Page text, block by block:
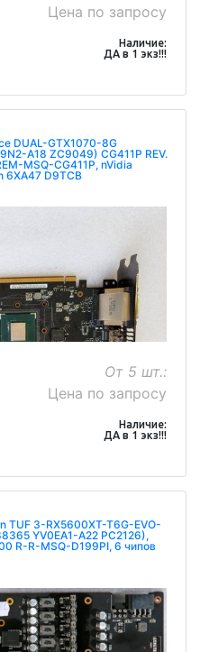
Цена по запросу
Наличие:
ДА в 1 экз!!!
DUAL-GTX1070-8G
A18 ZC9049) CG411P REV.
MSQ-CG411P, nVidia
6XA47 D9TCB
От 5 шт.:
Цена по запросу
Наличие:
ДА в 1 экз!!!
TUF 3-RX5600XT-T6G-EVO-
YV0EA1-A22 PC2126),
R-R-MSQ-D199PI, 6 чипов